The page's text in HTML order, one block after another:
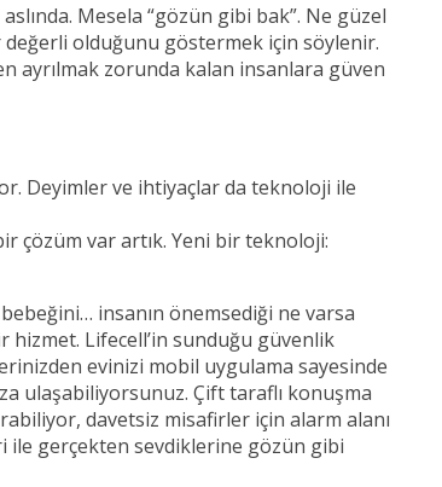
Mesela “gözün gibi bak”. Ne güzel
olduğunu göstermek için söylenir.
ayrılmak zorunda kalan insanlara güven
Deyimler ve ihtiyaçlar da teknoloji ile
çözüm var artık. Yeni bir teknoloji:
insanın önemsediği ne varsa
hizmet. Lifecell’in sunduğu güvenlik
evinizi mobil uygulama sayesinde
ulaşabiliyorsunuz. Çift taraflı konuşma
davetsiz misafirler için alarm alanı
gerçekten sevdiklerine gözün gibi